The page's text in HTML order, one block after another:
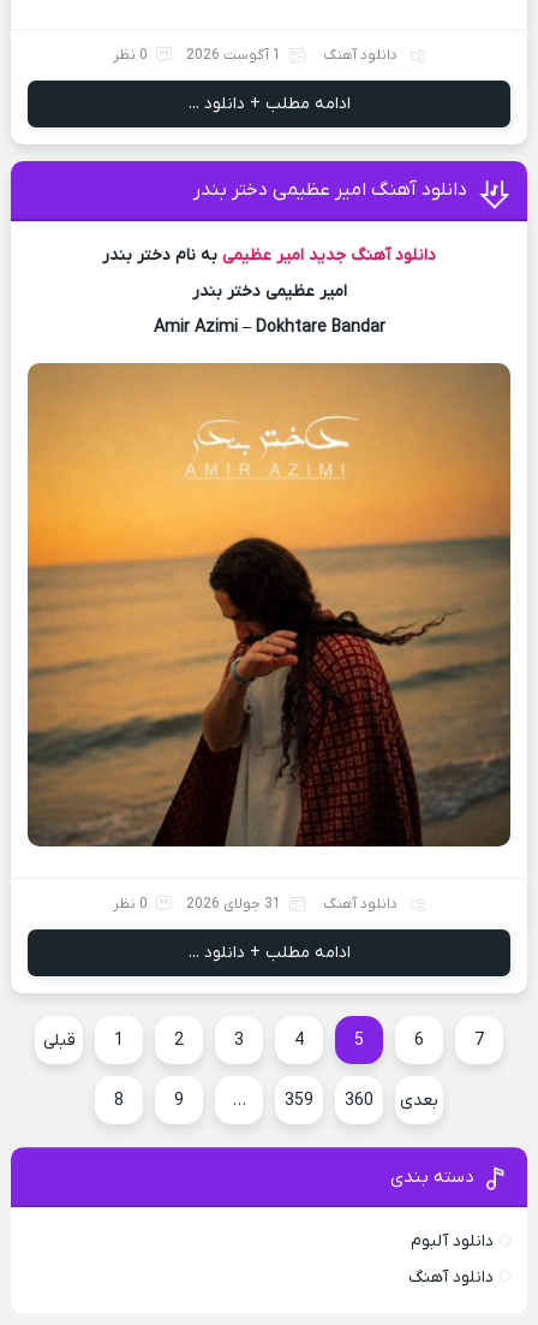
دانلود آهنگ 1 آگوست 2026 0 نظر
ادامه مطلب + دانلود ...
دانلود آهنگ امیر عظیمی دختر بندر
دانلود آهنگ جدید امیر عظیمی به نام دختر بندر
امیر عظیمی دختر بندر
Amir Azimi – Dokhtare Bandar
دانلود آهنگ 31 جولای 2026 0 نظر
ادامه مطلب + دانلود ...
قبلی 1 2 3 4 5 6 7
8 9 … 359 360 بعدی
دسته بندی
دانلود آلبوم
دانلود آهنگ